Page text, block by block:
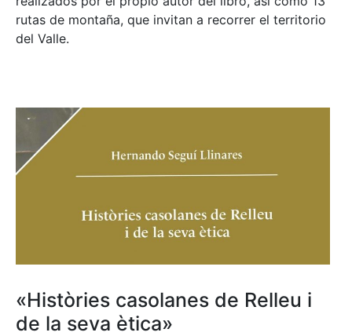
rutas de montaña, que invitan a recorrer el territorio
del Valle.
«Històries casolanes de Relleu i
de la seva ètica»